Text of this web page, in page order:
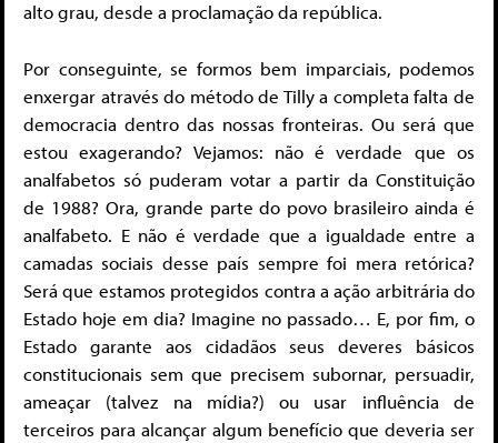
alto grau, desde a proclamação da república.
Por conseguinte, se formos bem imparciais, podemos
enxergar através do método de Tilly a completa falta de
democracia dentro das nossas fronteiras. Ou será que
estou exagerando? Vejamos: não é verdade que os
analfabetos só puderam votar a partir da Constituição
de 1988? Ora, grande parte do povo brasileiro ainda é
analfabeto. E não é verdade que a igualdade entre a
camadas sociais desse país sempre foi mera retórica?
Será que estamos protegidos contra a ação arbitrária do
Estado hoje em dia? Imagine no passado… E, por fim, o
Estado garante aos cidadãos seus deveres básicos
constitucionais sem que precisem subornar, persuadir,
ameaçar (talvez na mídia?) ou usar influência de
terceiros para alcançar algum benefício que deveria ser